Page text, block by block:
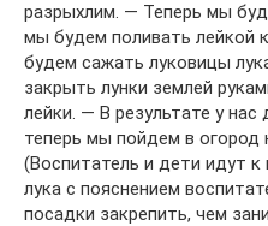
разрыхлим. — Теперь мы
мы будем поливать лейкой
будем сажать луковицы
закрыть лунки землей
лейки. — В результате у
теперь мы пойдем в огород
(Воспитатель и дети идут
лука с пояснением
посадки закрепить, чем